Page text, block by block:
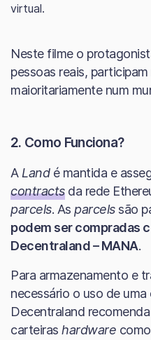
virtual.
Neste filme o
pessoas reais,
maioritariamente num
2. Como Funciona?
A Landé mantida e
contractsda rede
parcels. Asparcelssão
podem ser compradas
Decentraland – MANA.
Para armazenamento e
necessário o uso de
Decentraland
carteirashardware